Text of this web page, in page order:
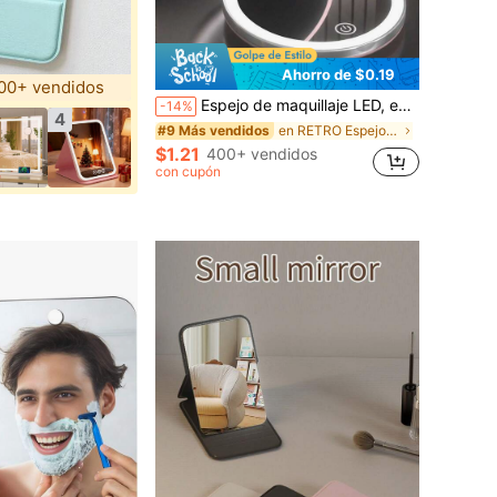
vendidos
4
Ahorro de $0.19
-14% Espejo de maquillaje LED, espejo de maquillaje iluminado, espejo de maquillaje portátil mini, espejo de maquillaje de viaje con iluminación LED recargable por USB, espejo de maquillaje iluminado, espejo de maquillaje plegable con aumento y ajuste de brillo táctil, espejo de tocador multifuncional, adecuado para dormitorio, viaje, maquillaje, oficina, mejor regalo para mujeres en el Día de San Valentín/Día de la Madre (capacidad de la batería: 300mAh)
#9 Más vendidos en RETRO Espejos de maquillaje personales
$1.21 400+ vendidos
con cupón